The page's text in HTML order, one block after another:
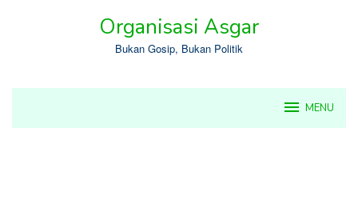
Organisasi Asgar
Bukan Gosip, Bukan Politik
MENU